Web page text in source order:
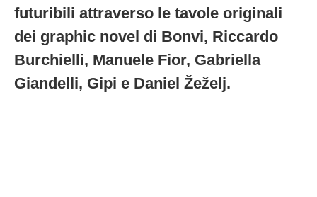
futuribili attraverso le tavole originali
dei graphic novel di Bonvi, Riccardo
Burchielli, Manuele Fior, Gabriella
Giandelli, Gipi e Daniel Žeželj.